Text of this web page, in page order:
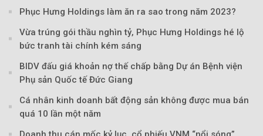
Phục Hưng Holdings làm ăn ra sao trong năm 2023?
Vừa trúng gói thầu nghìn tỷ, Phục Hưng Holdings hé lộ
bức tranh tài chính kém sáng
BIDV đấu giá khoản nợ thế chấp bằng Dự án Bệnh viện
Phụ sản Quốc tế Đức Giang
Cá nhân kinh doanh bất động sản không được mua bán
quá 10 lần một năm